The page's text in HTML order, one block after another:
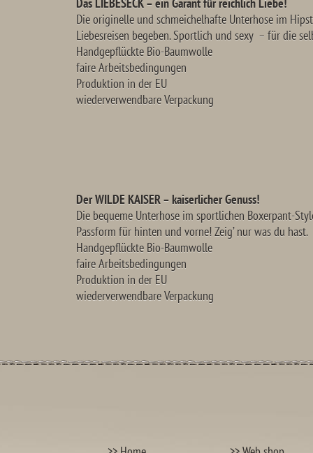
Die originelle und schmeichelhafte Unterhose im
Liebesreisen begeben. Sportlich und sexy – für die
Handgepflückte Bio-Baumwolle
faire Arbeitsbedingungen
Produktion in der EU
wiederverwendbare Verpackung
Der WILDE KAISER – kaiserlicher Genuss!
Die bequeme Unterhose im sportlichen Boxerpant-
Passform für hinten und vorne! Zeig’ nur was du hast.
Handgepflückte Bio-Baumwolle
faire Arbeitsbedingungen
Produktion in der EU
wiederverwendbare Verpackung